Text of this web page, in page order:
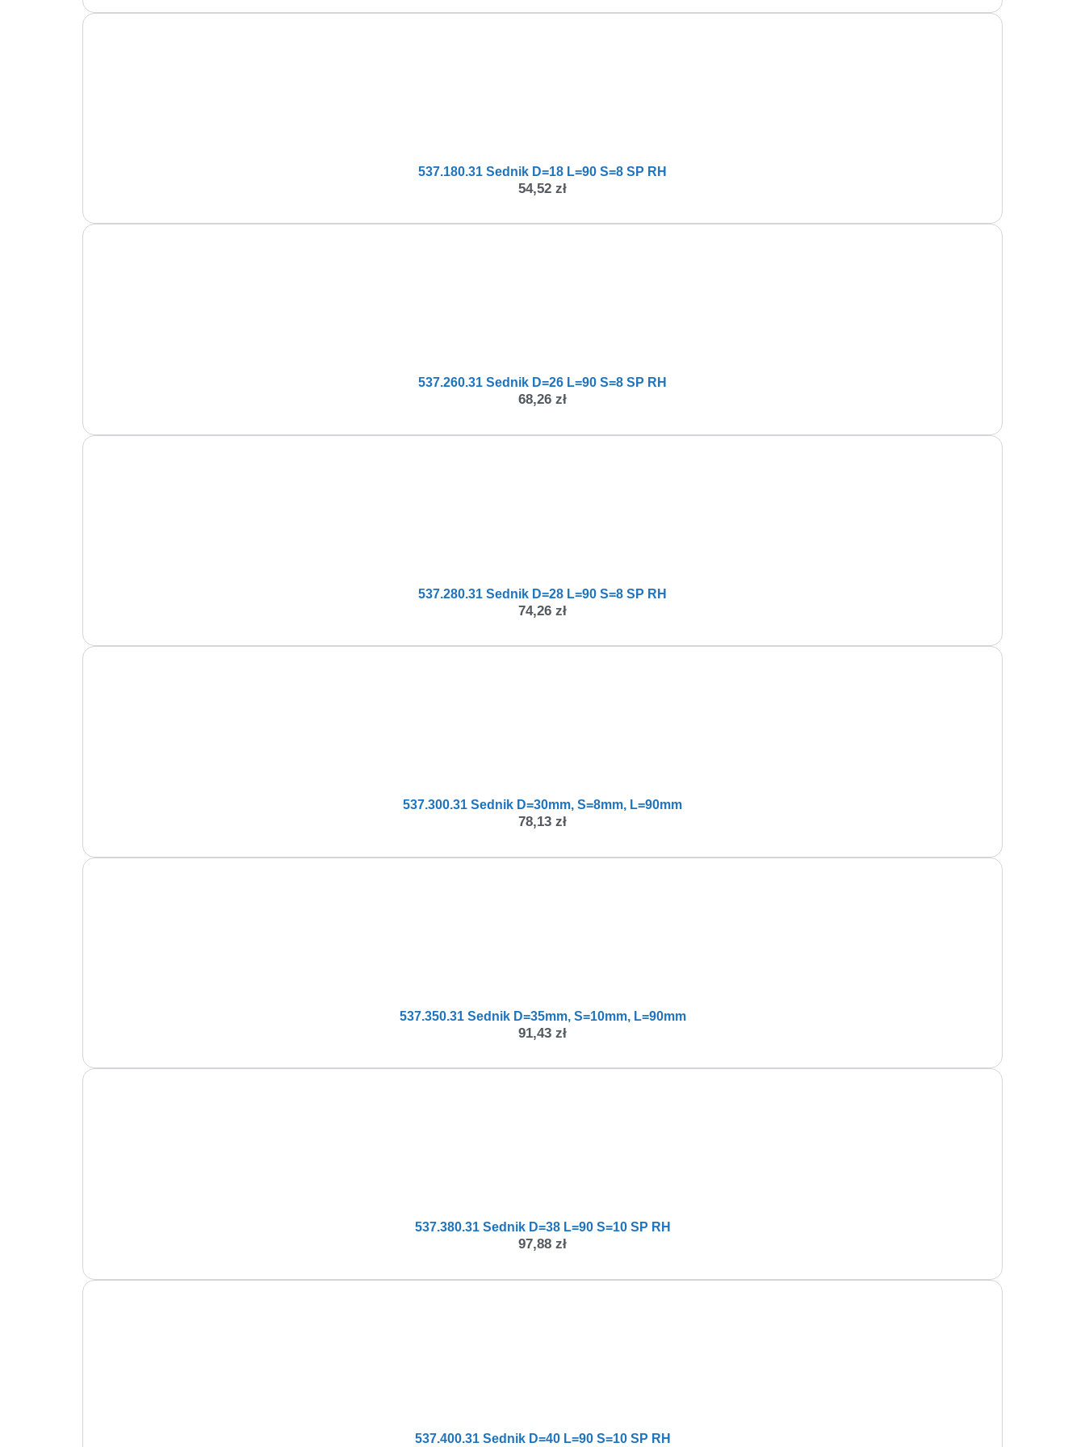
537.180.31 Sednik D=18 L=90 S=8 SP RH
54,52 zł
537.260.31 Sednik D=26 L=90 S=8 SP RH
68,26 zł
537.280.31 Sednik D=28 L=90 S=8 SP RH
74,26 zł
537.300.31 Sednik D=30mm, S=8mm, L=90mm
78,13 zł
537.350.31 Sednik D=35mm, S=10mm, L=90mm
91,43 zł
537.380.31 Sednik D=38 L=90 S=10 SP RH
97,88 zł
537.400.31 Sednik D=40 L=90 S=10 SP RH